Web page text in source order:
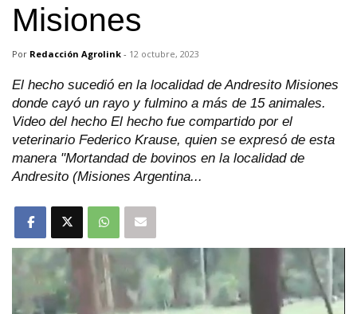
Misiones
Por Redacción Agrolink - 12 octubre, 2023
El hecho sucedió en la localidad de Andresito Misiones
donde cayó un rayo y fulmino a más de 15 animales.
Video del hecho El hecho fue compartido por el
veterinario Federico Krause, quien se expresó de esta
manera "Mortandad de bovinos en la localidad de
Andresito (Misiones Argentina...